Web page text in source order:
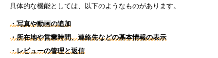
具体的な機能としては、以下のようなものがあります。
・写真や動画の追加
・所在地や営業時間、連絡先などの基本情報の表示
・レビューの管理と返信